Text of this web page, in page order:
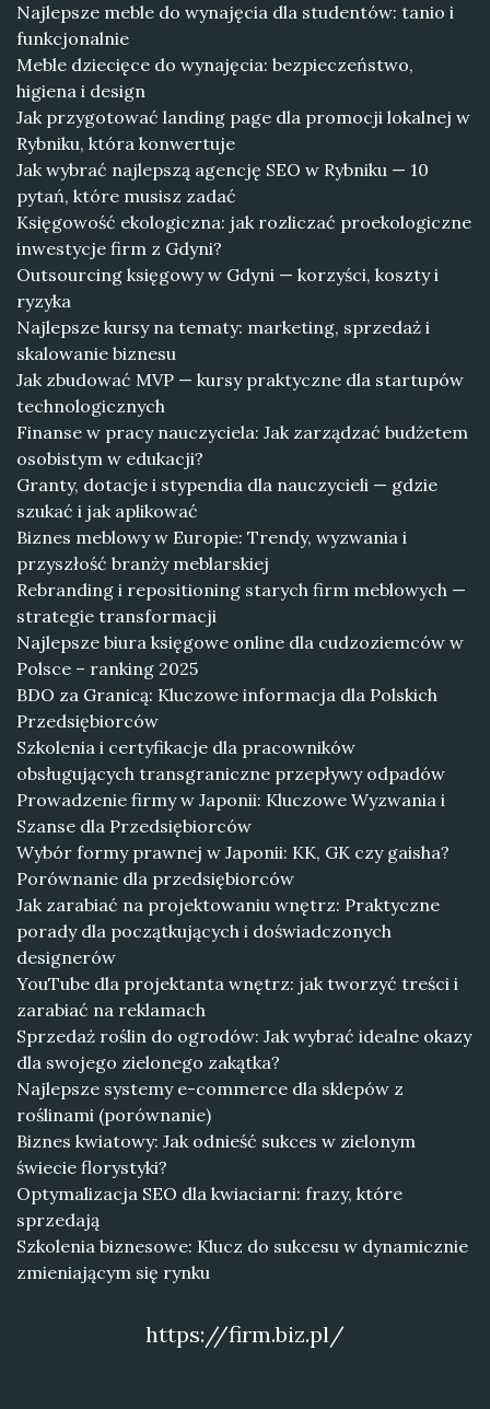
Najlepsze meble do wynajęcia dla studentów: tanio i
funkcjonalnie
Meble dziecięce do wynajęcia: bezpieczeństwo,
higiena i design
Jak przygotować landing page dla promocji lokalnej w
Rybniku, która konwertuje
Jak wybrać najlepszą agencję SEO w Rybniku — 10
pytań, które musisz zadać
Księgowość ekologiczna: jak rozliczać proekologiczne
inwestycje firm z Gdyni?
Outsourcing księgowy w Gdyni — korzyści, koszty i
ryzyka
Najlepsze kursy na tematy: marketing, sprzedaż i
skalowanie biznesu
Jak zbudować MVP — kursy praktyczne dla startupów
technologicznych
Finanse w pracy nauczyciela: Jak zarządzać budżetem
osobistym w edukacji?
Granty, dotacje i stypendia dla nauczycieli — gdzie
szukać i jak aplikować
Biznes meblowy w Europie: Trendy, wyzwania i
przyszłość branży meblarskiej
Rebranding i repositioning starych firm meblowych —
strategie transformacji
Najlepsze biura księgowe online dla cudzoziemców w
Polsce – ranking 2025
BDO za Granicą: Kluczowe informacja dla Polskich
Przedsiębiorców
Szkolenia i certyfikacje dla pracowników
obsługujących transgraniczne przepływy odpadów
Prowadzenie firmy w Japonii: Kluczowe Wyzwania i
Szanse dla Przedsiębiorców
Wybór formy prawnej w Japonii: KK, GK czy gaisha?
Porównanie dla przedsiębiorców
Jak zarabiać na projektowaniu wnętrz: Praktyczne
porady dla początkujących i doświadczonych
designerów
YouTube dla projektanta wnętrz: jak tworzyć treści i
zarabiać na reklamach
Sprzedaż roślin do ogrodów: Jak wybrać idealne okazy
dla swojego zielonego zakątka?
Najlepsze systemy e-commerce dla sklepów z
roślinami (porównanie)
Biznes kwiatowy: Jak odnieść sukces w zielonym
świecie florystyki?
Optymalizacja SEO dla kwiaciarni: frazy, które
sprzedają
Szkolenia biznesowe: Klucz do sukcesu w dynamicznie
zmieniającym się rynku
https://firm.biz.pl/